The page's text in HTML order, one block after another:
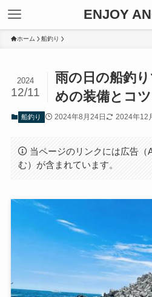
ENJOY
ホーム 船釣り
雨の日の船釣
めの装備とコ
2024
12/11
船釣り 2024年8月24日 2024年12
当ページのリンクには広告（
む）が含まれています。